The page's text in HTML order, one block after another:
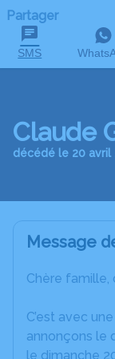
Partager
SMS
Claude
décédé le 20 avril
Message
Chère famille,
C’est avec
annonçons le
le dimanche